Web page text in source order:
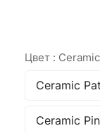
Цвет :
Ceramic
Ceramic